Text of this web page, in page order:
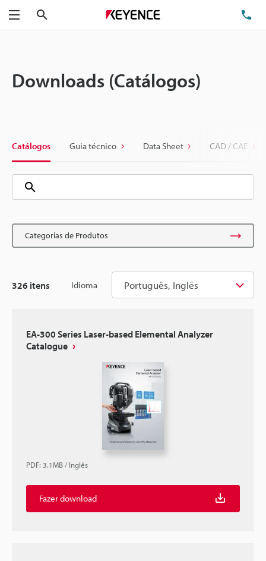
Menu
Downloads (Catálogos)
Catálogos Guia técnico Data Sheet CAD / CAE
Categorias de Produtos
Idioma Português, Inglês
326 itens
EA-300 Series Laser-based Elemental Analyzer
Catalogue
PDF: 3.1MB/Inglês
Fazer download